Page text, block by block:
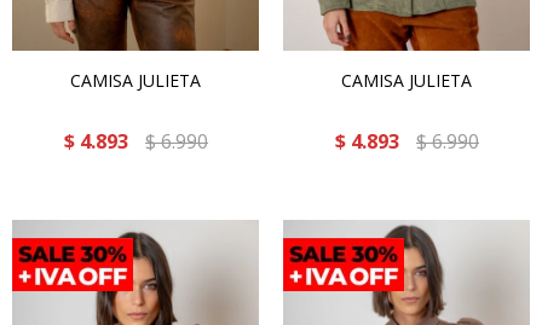
CAMISA JULIETA
$ 4.893 $6.990
CAMISA JULIETA
$ 4.893 $6.990